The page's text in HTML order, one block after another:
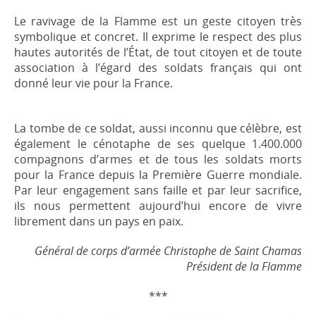
Le ravivage de la Flamme est un geste citoyen très
symbolique et concret. Il exprime le respect des plus
hautes autorités de l’État, de tout citoyen et de toute
association à l’égard des soldats français qui ont
donné leur vie pour la France.
La tombe de ce soldat, aussi inconnu que célèbre, est
également le cénotaphe de ses quelque 1.400.000
compagnons d’armes et de tous les soldats morts
pour la France depuis la Première Guerre mondiale.
Par leur engagement sans faille et par leur sacrifice,
ils nous permettent aujourd’hui encore de vivre
librement dans un pays en paix.
Général de corps d’armée Christophe de Saint Chamas
Président de la Flamme
***